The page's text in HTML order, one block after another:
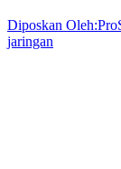
Diposkan
jaringan